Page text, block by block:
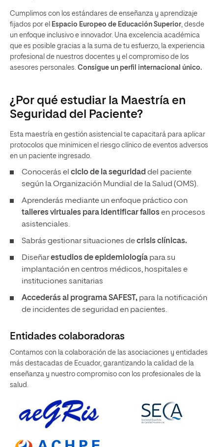
Cumplimos con los estándares de enseñanza y aprendizaje
fijados por el Espacio Europeo de Educación Superior, desde
un enfoque inclusivo e innovador. Una excelencia académica
que es posible gracias a la suma de tu esfuerzo, la experiencia
profesional de nuestros docentes y el compromiso de los
asesores personales. Consigue un perfil internacional único.
¿Por qué estudiar la Maestría en
Seguridad del Paciente?
Esta maestría en gestión asistencial te capacitará para aplicar
protocolos que minimicen el riesgo clínico de eventos adversos
en un paciente ingresado.
Conocerás el ciclo de la seguridad del paciente
según la Organización Mundial de la Salud (OMS).
Aprenderás mediante un enfoque práctico con
talleres virtuales para identificar fallosen procesos
asistenciales.
Sabrás gestionar situaciones decrisis clínicas.
Diseñarestudios de epidemiología para su
implantación en centros médicos, hospitales e
instituciones sanitarias
Accederás al programa SAFEST, para la notificación
de incidentes de seguridad en pacientes.
Entidades colaboradoras
Contamos con la colaboración de las asociaciones y entidades
más destacadas de Ecuador, garantizando la calidad de la
enseñanza y nuestro compromiso con los profesionales de la
salud.